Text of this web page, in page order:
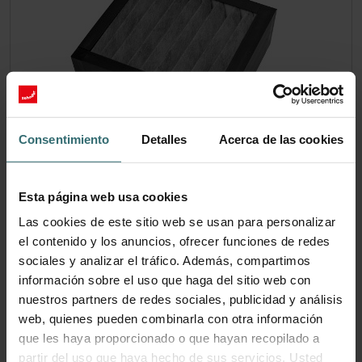
Consentimiento Detalles Acerca de las cookies
Esta página web usa cookies
Las cookies de este sitio web se usan para personalizar
el contenido y los anuncios, ofrecer funciones de redes
sociales y analizar el tráfico. Además, compartimos
información sobre el uso que haga del sitio web con
nuestros partners de redes sociales, publicidad y análisis
web, quienes pueden combinarla con otra información
que les haya proporcionado o que hayan recopilado a
partir del uso que haya hecho de sus servicios. Usted
Juego de filtros Fresh Scent –
ComfoWell Filterbox 220 | Zehnder
Original
Filtro para proteger el aire interior contra olores y polvo no
deseados - 1x ePM10 (M5)
Número de catalogo: 990323602
Este producto se encuentra en:ComfoWell 220